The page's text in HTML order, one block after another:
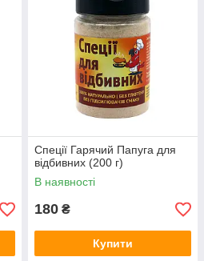
Спеції Гарячий Папуга для
відбивних (200 г)
В наявності
180 ₴
Купити